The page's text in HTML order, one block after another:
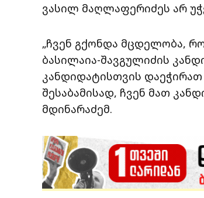
ვასილ მაღლაფერიძეს არ
„ჩვენ გქონდა მცდელობა,
ბასილაია-შავგულიძის
კანდიდატისთვის
შესაბამისად, ჩვენ მათ
მდინარაძემ.